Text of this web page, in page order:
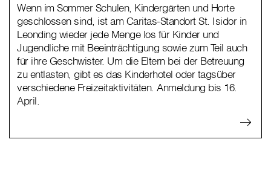
Wenn im Sommer Schulen, Kindergärten und Horte
geschlossen sind, ist am Caritas-Standort St. Isidor in
Leonding wieder jede Menge los für Kinder und
Jugendliche mit Beeinträchtigung sowie zum Teil auch
für ihre Geschwister. Um die Eltern bei der Betreuung
zu entlasten, gibt es das Kinderhotel oder tagsüber
verschiedene Freizeitaktivitäten. Anmeldung bis 16.
April.